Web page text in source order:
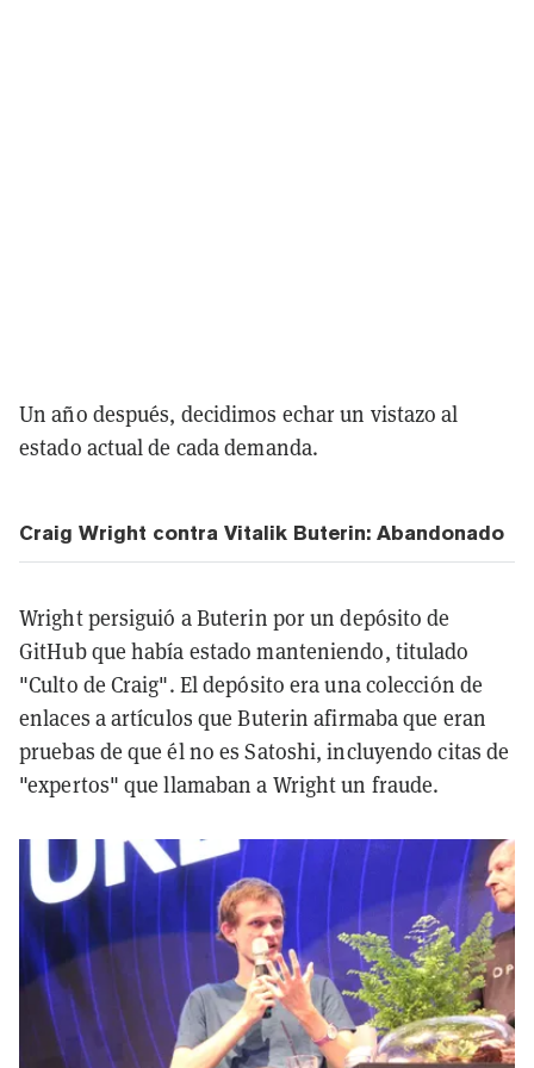
Un año después, decidimos echar un vistazo al
estado actual de cada demanda.
Craig Wright contra Vitalik Buterin: Abandonado
Wright persiguió a Buterin por un depósito de
GitHub que había estado manteniendo, titulado
"Culto de Craig". El depósito era una colección de
enlaces a artículos que Buterin afirmaba que eran
pruebas de que él no es Satoshi, incluyendo citas de
"expertos" que llamaban a Wright un fraude.